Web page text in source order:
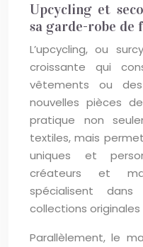
Upcycling et
sa garde-robe de
L’upcycling, ou
croissante qui
vêtements ou
nouvelles pièces
pratique non
textiles, mais
uniques et
créateurs et
spécialisent
collections
Parallèlement, le